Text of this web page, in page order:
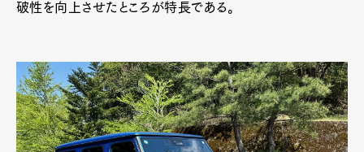
破性を向上させたところが特長である。